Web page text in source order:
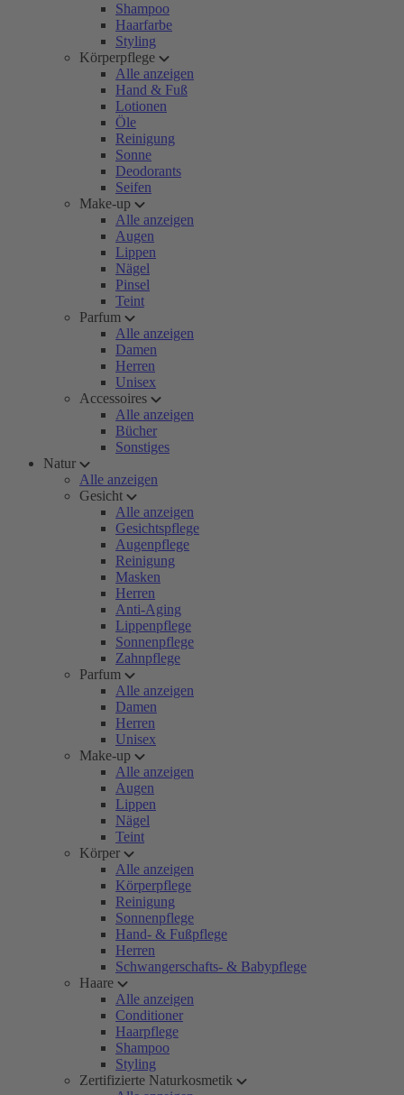
Shampoo
Haarfarbe
Styling
Körperpflege
Alle anzeigen
Hand & Fuß
Lotionen
Öle
Reinigung
Sonne
Deodorants
Seifen
Make-up
Alle anzeigen
Augen
Lippen
Nägel
Pinsel
Teint
Parfum
Alle anzeigen
Damen
Herren
Unisex
Accessoires
Alle anzeigen
Bücher
Sonstiges
Natur
Alle anzeigen
Gesicht
Alle anzeigen
Gesichtspflege
Augenpflege
Reinigung
Masken
Herren
Anti-Aging
Lippenpflege
Sonnenpflege
Zahnpflege
Parfum
Alle anzeigen
Damen
Herren
Unisex
Make-up
Alle anzeigen
Augen
Lippen
Nägel
Teint
Körper
Alle anzeigen
Körperpflege
Reinigung
Sonnenpflege
Hand- & Fußpflege
Herren
Schwangerschafts- & Babypflege
Haare
Alle anzeigen
Conditioner
Haarpflege
Shampoo
Styling
Zertifizierte Naturkosmetik